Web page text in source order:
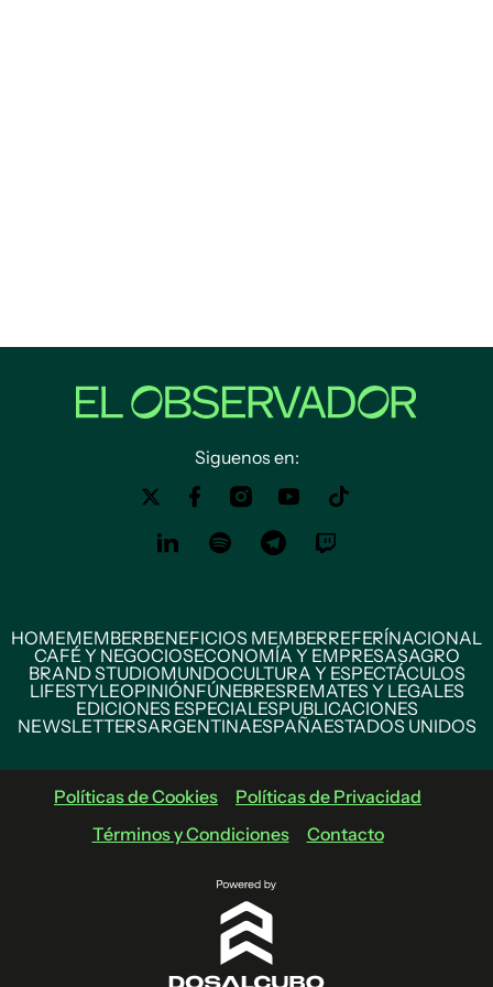
Siguenos en:
HOMEMEMBERBENEFICIOS MEMBERREFERÍNACIONAL
CAFÉ Y NEGOCIOSECONOMÍA Y EMPRESASAGRO
BRAND STUDIOMUNDOCULTURA Y ESPECTÁCULOS
LIFESTYLEOPINIÓNFÚNEBRESREMATES Y LEGALES
EDICIONES ESPECIALESPUBLICACIONES
NEWSLETTERSARGENTINAESPAÑAESTADOS UNIDOS
Políticas de Cookies
Políticas de Privacidad
Términos y Condiciones
Contacto